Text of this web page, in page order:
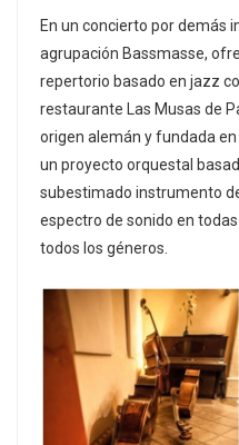
En un concierto por demás
agrupación Bassmasse,
repertorio basado en jazz
restaurante Las Musas de
origen alemán y fundada
un proyecto orquestal
subestimado instrumento
espectro de sonido en
todos los géneros.